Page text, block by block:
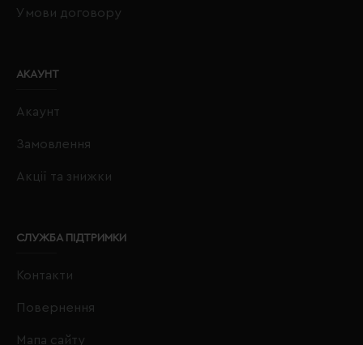
Умови договору
АКАУНТ
Акаунт
Замовлення
Акції та знижки
СЛУЖБА ПІДТРИМКИ
Контакти
Повернення
Мапа сайту